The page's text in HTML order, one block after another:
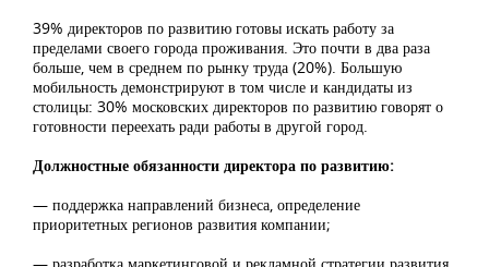
39% директоров по развитию готовы искать работу за
пределами своего города проживания. Это почти в два раза
больше, чем в среднем по рынку труда (20%). Большую
мобильность демонстрируют в том числе и кандидаты из
столицы: 30% московских директоров по развитию говорят о
готовности переехать ради работы в другой город.
Должностные обязанности директора по развитию:
— поддержка направлений бизнеса, определение
приоритетных регионов развития компании;